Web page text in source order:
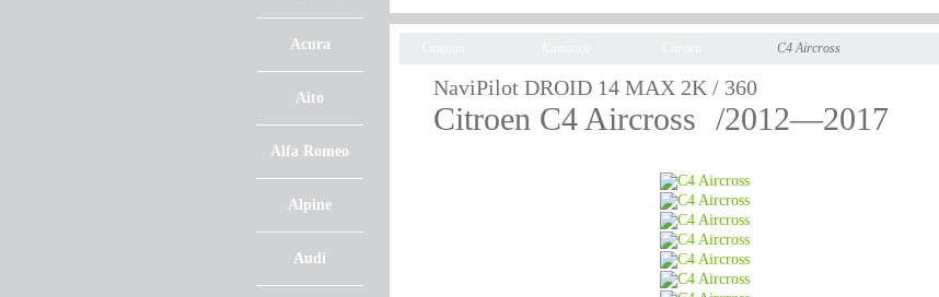
Acura
Aito
Alfa Romeo
Alpine
Audi
C4 Aircross
NaviPilot DROID 14 MAX 2K / 360
Citroen C4 Aircross /2012—2017